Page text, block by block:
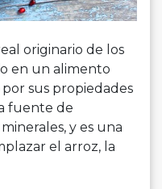
originario de los
en un alimento
sus propiedades
fuente de
y es una
el arroz, la